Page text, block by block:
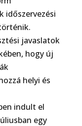
időszervezési
javaslatok
hogy új
helyi és
indult el
egy